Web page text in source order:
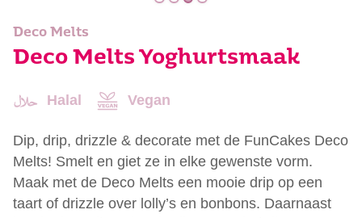
Deco Melts
Deco Melts Yoghurtsmaak
Halal Vegan
Dip, drip, drizzle & decorate met de FunCakes Deco
Melts! Smelt en giet ze in elke gewenste vorm.
Maak met de Deco Melts een mooie drip op een
taart of drizzle over lolly’s en bonbons. Daarnaast